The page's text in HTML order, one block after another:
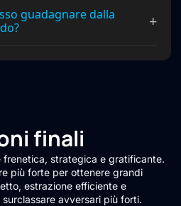
guadagnare dalla
+
finali
frenetica, strategica e gratificante.
più forte per ottenere grandi
estrazione efficiente e
avversari più forti.